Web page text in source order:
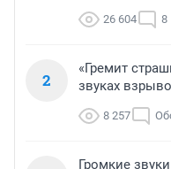
26 604 8
2
«Гремит
звуках
8 257
Громкие